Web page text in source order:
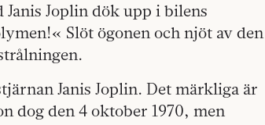
Joplin dök upp i bilens
Slöt ögonen och njöt av den
Janis Joplin. Det märkliga är
dog den 4 oktober 1970, men